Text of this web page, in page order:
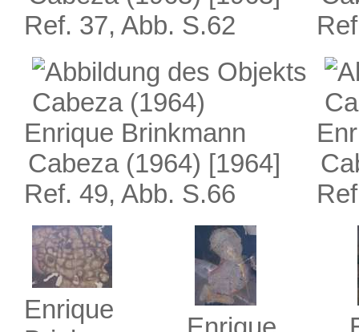
Ref. 37, Abb. S.62
Enrique Brinkmann
Cabeza (1964) [1964]
Ref. 49, Abb. S.66
Enrique